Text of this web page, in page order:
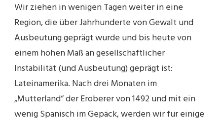
Wir ziehen in wenigen Tagen weiter in eine
Region, die über Jahrhunderte von Gewalt und
Ausbeutung geprägt wurde und bis heute von
einem hohen Maß an gesellschaftlicher
Instabilität (und Ausbeutung) geprägt ist:
Lateinamerika. Nach drei Monaten im
„Mutterland“ der Eroberer von 1492 und mit ein
wenig Spanisch im Gepäck, werden wir für einige